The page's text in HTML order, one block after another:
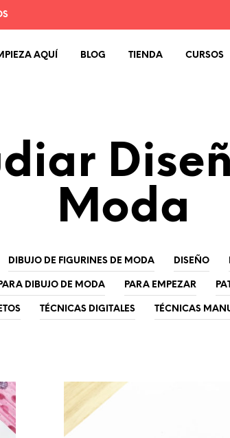
AQUÍ BLOG TIENDA CURSOS
Moda
DIBUJO DE FIGURINES DE MODA DISEÑO
DIBUJO DE MODA PARA EMPEZAR
TÉCNICAS DIGITALES TÉCNICAS